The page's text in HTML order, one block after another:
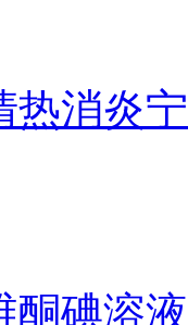
热消炎
酮碘溶液